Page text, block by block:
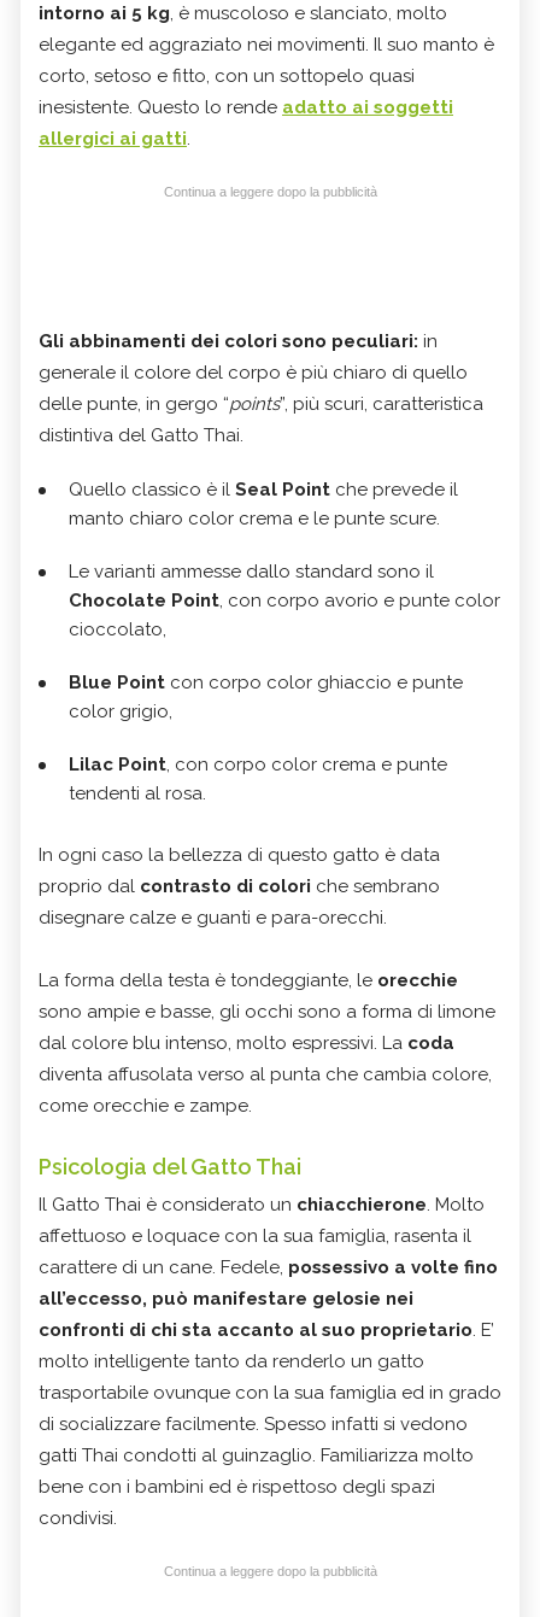
intorno ai 5 kg, è muscoloso e slanciato, molto
elegante ed aggraziato nei movimenti. Il suo manto è
corto, setoso e fitto, con un sottopelo quasi
inesistente. Questo lo rende adatto ai soggetti
allergici ai gatti.
Continua a leggere dopo la pubblicità
Gli abbinamenti dei colori sono peculiari: in
generale il colore del corpo è più chiaro di quello
delle punte, in gergo “points”, più scuri, caratteristica
distintiva del Gatto Thai.
Quello classico è il Seal Point che prevede il
manto chiaro color crema e le punte scure.
Le varianti ammesse dallo standard sono il
Chocolate Point, con corpo avorio e punte color
cioccolato,
Blue Point con corpo color ghiaccio e punte
color grigio,
Lilac Point, con corpo color crema e punte
tendenti al rosa.
In ogni caso la bellezza di questo gatto è data
proprio dal contrasto di colori che sembrano
disegnare calze e guanti e para-orecchi.
La forma della testa è tondeggiante, le orecchie
sono ampie e basse, gli occhi sono a forma di limone
dal colore blu intenso, molto espressivi. La coda
diventa affusolata verso al punta che cambia colore,
come orecchie e zampe.
Psicologia del Gatto Thai
Il Gatto Thai è considerato un chiacchierone. Molto
affettuoso e loquace con la sua famiglia, rasenta il
carattere di un cane. Fedele, possessivo a volte fino
all’eccesso, può manifestare gelosie nei
confronti di chi sta accanto al suo proprietario. E’
molto intelligente tanto da renderlo un gatto
trasportabile ovunque con la sua famiglia ed in grado
di socializzare facilmente. Spesso infatti si vedono
gatti Thai condotti al guinzaglio. Familiarizza molto
bene con i bambini ed è rispettoso degli spazi
condivisi.
Continua a leggere dopo la pubblicità